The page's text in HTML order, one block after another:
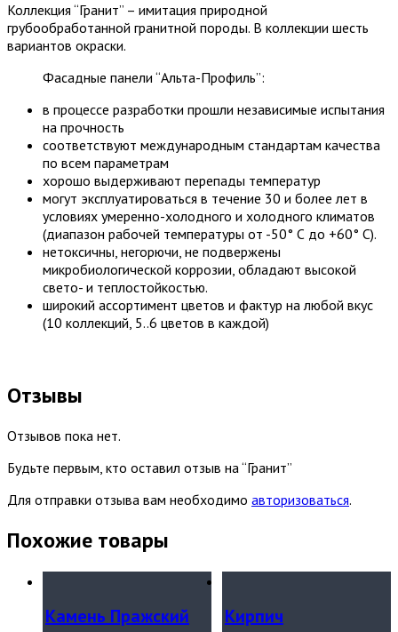
Коллекция “Гранит” – имитация природной
грубообработанной гранитной породы. В коллекции шесть
вариантов окраски.
Фасадные панели “Альта-Профиль”:
в процессе разработки прошли независимые испытания
на прочность
соответствуют международным стандартам качества
по всем параметрам
хорошо выдерживают перепады температур
могут эксплуатироваться в течение 30 и более лет в
условиях умеренно-холодного и холодного климатов
(диапазон рабочей температуры от -50° С до +60° С).
нетоксичны, негорючи, не подвержены
микробиологической коррозии, обладают высокой
свето- и теплостойкостью.
широкий ассортимент цветов и фактур на любой вкус
(10 коллекций, 5..6 цветов в каждой)
Отзывы
Отзывов пока нет.
Будьте первым, кто оставил отзыв на “Гранит”
Для отправки отзыва вам необходимо авторизоваться.
Похожие товары
Камень Пражский Кирпич